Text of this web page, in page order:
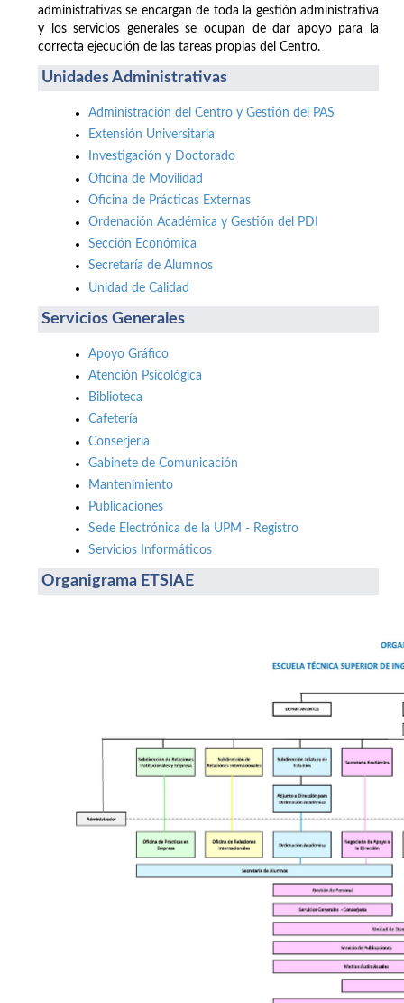
administrativas se encargan de toda la gestión administrativa
y los servicios generales se ocupan de dar apoyo para la
correcta ejecución de las tareas propias del Centro.
Unidades Administrativas
Administración del Centro y Gestión del PAS
Extensión Universitaria
Investigación y Doctorado
Oficina de Movilidad
Oficina de Prácticas Externas
Ordenación Académica y Gestión del PDI
Sección Económica
Secretaría de Alumnos
Unidad de Calidad
Servicios Generales
Apoyo Gráfico
Atención Psicológica
Biblioteca
Cafetería
Conserjería
Gabinete de Comunicación
Mantenimiento
Publicaciones
Sede Electrónica de la UPM - Registro
Servicios Informáticos
Organigrama ETSIAE